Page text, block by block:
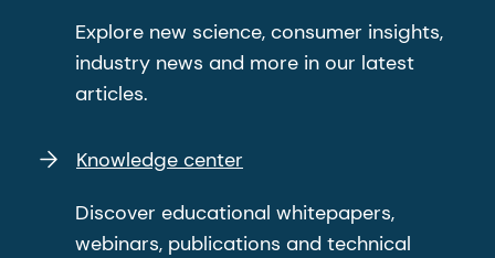
Explore new science, consumer insights,
industry news and more in our latest
articles.
Knowledge center
Discover educational whitepapers,
webinars, publications and technical